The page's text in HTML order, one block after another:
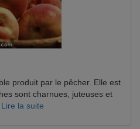
produit par le pêcher. Elle est
sont charnues, juteuses et
Lire la suite